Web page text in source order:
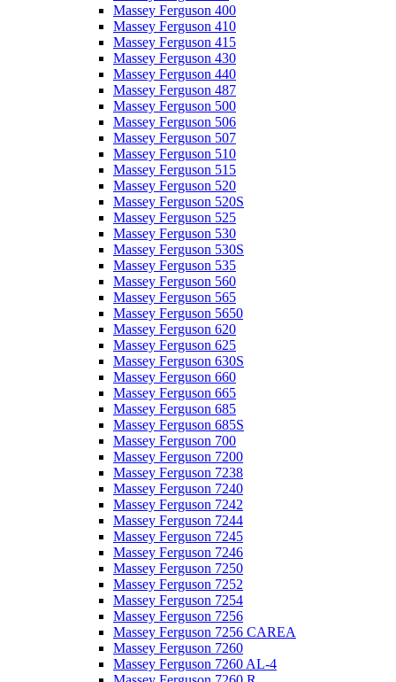
Massey Ferguson 400
Massey Ferguson 410
Massey Ferguson 415
Massey Ferguson 430
Massey Ferguson 440
Massey Ferguson 487
Massey Ferguson 500
Massey Ferguson 506
Massey Ferguson 507
Massey Ferguson 510
Massey Ferguson 515
Massey Ferguson 520
Massey Ferguson 520S
Massey Ferguson 525
Massey Ferguson 530
Massey Ferguson 530S
Massey Ferguson 535
Massey Ferguson 560
Massey Ferguson 565
Massey Ferguson 5650
Massey Ferguson 620
Massey Ferguson 625
Massey Ferguson 630S
Massey Ferguson 660
Massey Ferguson 665
Massey Ferguson 685
Massey Ferguson 685S
Massey Ferguson 700
Massey Ferguson 7200
Massey Ferguson 7238
Massey Ferguson 7240
Massey Ferguson 7242
Massey Ferguson 7244
Massey Ferguson 7245
Massey Ferguson 7246
Massey Ferguson 7250
Massey Ferguson 7252
Massey Ferguson 7254
Massey Ferguson 7256
Massey Ferguson 7256 CAREA
Massey Ferguson 7260
Massey Ferguson 7260 AL-4